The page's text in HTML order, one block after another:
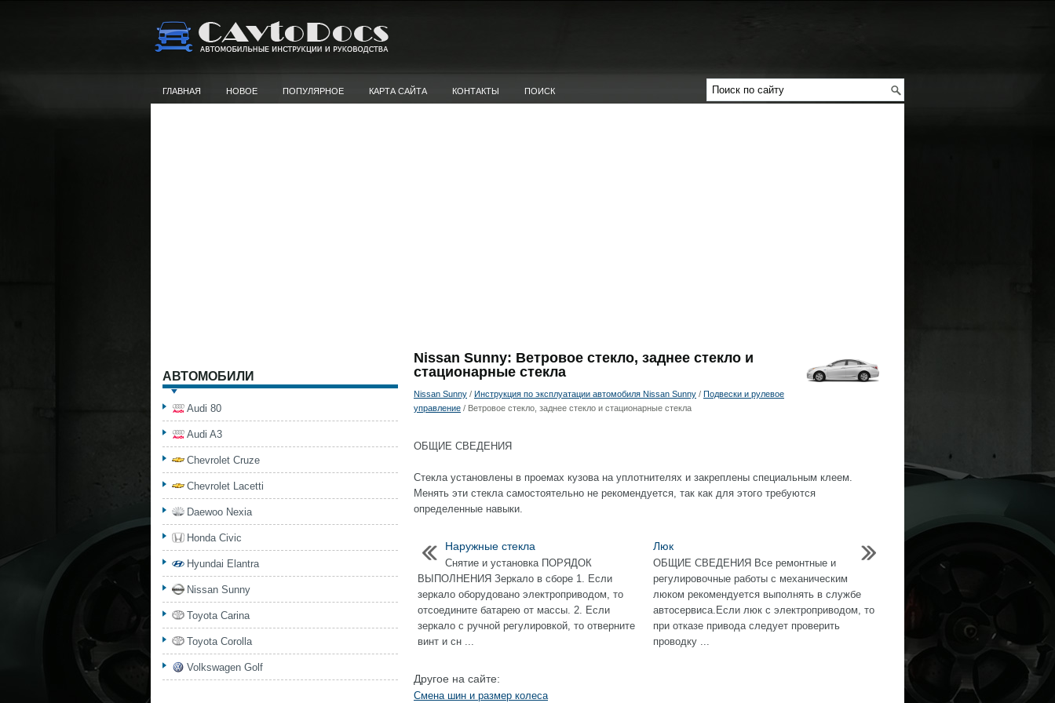
ГЛАВНАЯ НОВОЕ ПОПУЛЯРНОЕ КАРТА САЙТА КОНТАКТЫ ПОИСК
Nissan Sunny: Ветровое стекло, заднее стекло и
стационарные стекла
Nissan Sunny / Инструкция по эксплуатации автомобиля Nissan Sunny / Подвески и рулевое
управление / Ветровое стекло, заднее стекло и стационарные стекла
ОБЩИЕ СВЕДЕНИЯ
Стекла установлены в проемах кузова на уплотнителях и закреплены специальным клеем.
Менять эти стекла самостоятельно не рекомендуется, так как для этого требуются
определенные навыки.
Наружные стекла
Снятие и установка ПОРЯДОК
ВЫПОЛНЕНИЯ Зеркало в сборе 1. Если
зеркало оборудовано электроприводом, то
отсоедините батарею от массы. 2. Если
зеркало с ручной регулировкой, то отверните
винт и сн ...
Люк
ОБЩИЕ СВЕДЕНИЯ Все ремонтные и
регулировочные работы с механическим
люком рекомендуется выполнять в службе
автосервиса.Если люк с электроприводом, то
при отказе привода следует проверить
проводку ...
Другое на сайте:
Смена шин и размер колеса
АВТОМОБИЛИ
Audi 80
Audi A3
Chevrolet Cruze
Chevrolet Lacetti
Daewoo Nexia
Honda Civic
Hyundai Elantra
Nissan Sunny
Toyota Carina
Toyota Corolla
Volkswagen Golf